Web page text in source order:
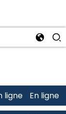
En ligne